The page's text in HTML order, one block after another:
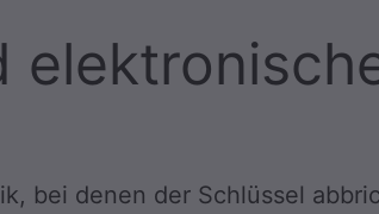
bei denen der Schlüssel